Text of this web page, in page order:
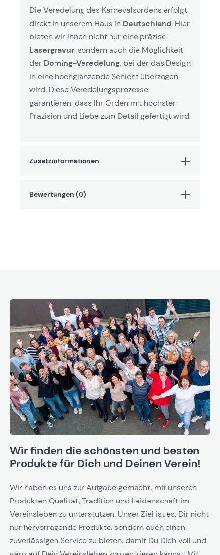
Die Veredelung des Karnevalsordens erfolgt
direkt in unserem Haus in Deutschland. Hier
bieten wir Ihnen nicht nur eine präzise
Lasergravur, sondern auch die Möglichkeit
der Doming-Veredelung, bei der das Design
in eine hochglänzende Schicht überzogen
wird. Diese Veredelungsprozesse
garantieren, dass Ihr Orden mit höchster
Präzision und Liebe zum Detail gefertigt wird.
Zusatzinformationen
Bewertungen (0)
Wir finden die schönsten und besten
Produkte für Dich und Deinen Verein!
Wir haben es uns zur Aufgabe gemacht, mit unseren
Produkten Qualität, Tradition und Leidenschaft im
Vereinsleben zu unterstützen. Unser Ziel ist es, Dir nicht
nur hervorragende Produkte, sondern auch einen
zuverlässigen Service zu bieten, damit Du Dich voll und